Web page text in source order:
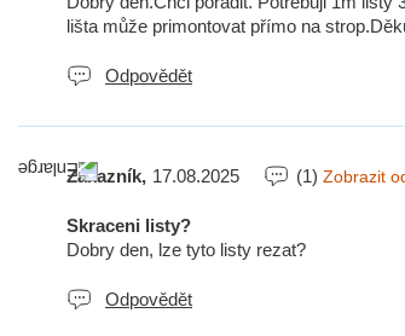
lišta může primontovat přímo na
Odpovědět
Zákazník, 17.08.2025 (1) Zobrazit
Skraceni listy?
Dobry den, lze tyto listy rezat?
Odpovědět